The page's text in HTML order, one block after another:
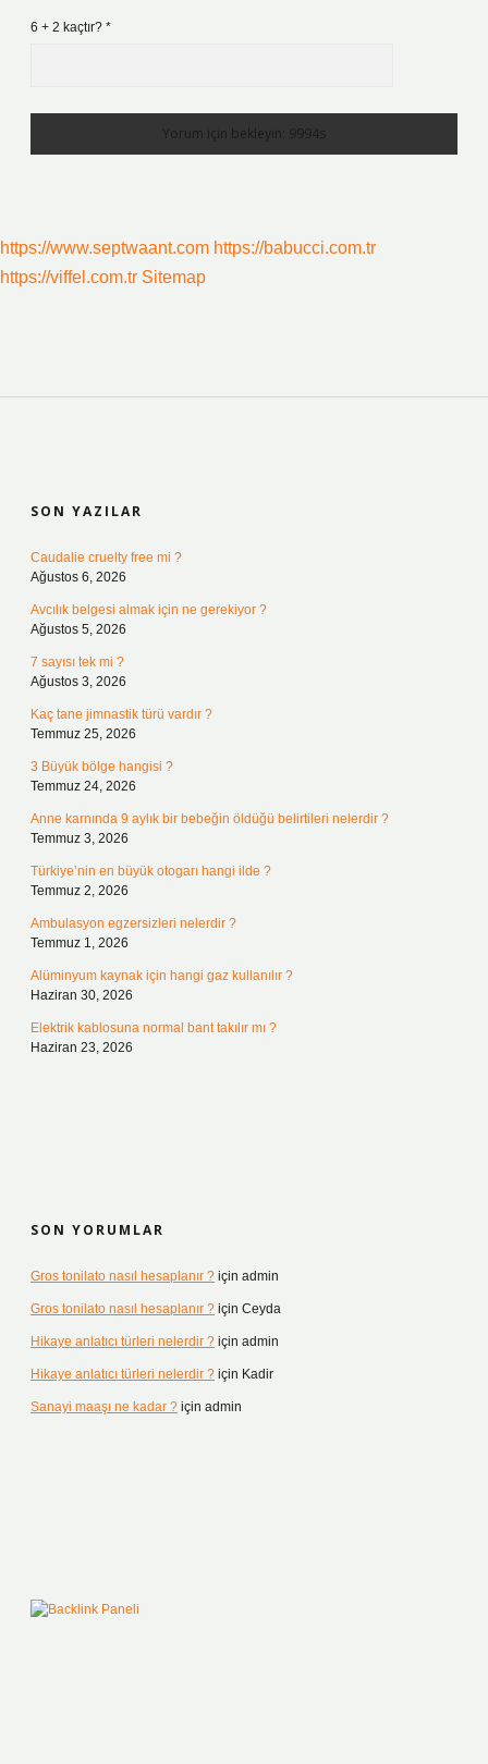
6 + 2 kaçtır? *
https://www.septwaant.com https://babucci.com.tr
https://viffel.com.tr Sitemap
SON YAZILAR
Caudalie cruelty free mi ?
Ağustos 6, 2026
Avcılık belgesi almak için ne gerekiyor ?
Ağustos 5, 2026
7 sayısı tek mi ?
Ağustos 3, 2026
Kaç tane jimnastik türü vardır ?
Temmuz 25, 2026
3 Büyük bölge hangisi ?
Temmuz 24, 2026
Anne karnında 9 aylık bir bebeğin öldüğü belirtileri nelerdir ?
Temmuz 3, 2026
Türkiye’nin en büyük otogarı hangi ilde ?
Temmuz 2, 2026
Ambulasyon egzersizleri nelerdir ?
Temmuz 1, 2026
Alüminyum kaynak için hangi gaz kullanılır ?
Haziran 30, 2026
Elektrik kablosuna normal bant takılır mı ?
Haziran 23, 2026
SON YORUMLAR
Gros tonilato nasıl hesaplanır ? için admin
Gros tonilato nasıl hesaplanır ? için Ceyda
Hikaye anlatıcı türleri nelerdir ? için admin
Hikaye anlatıcı türleri nelerdir ? için Kadir
Sanayi maaşı ne kadar ? için admin